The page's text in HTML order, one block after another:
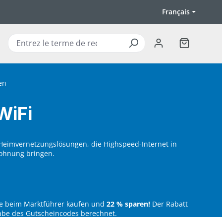
Français
Le panier
die Highspeed-Internet in
bringen.
beim Marktführer kaufen und 22 % sparen! Der Rabatt
des Gutscheincodes berechnet.